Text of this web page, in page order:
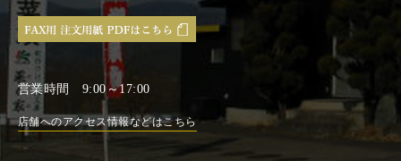
営業時間 9:00～17:00
店舗へのアクセス情報などはこちら